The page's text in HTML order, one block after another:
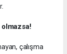
olmazsa!
çalışma